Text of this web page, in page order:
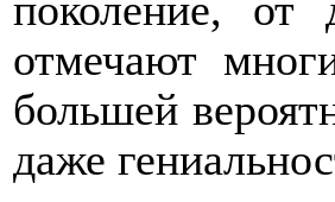
поколение,
отмечают
большей
даже